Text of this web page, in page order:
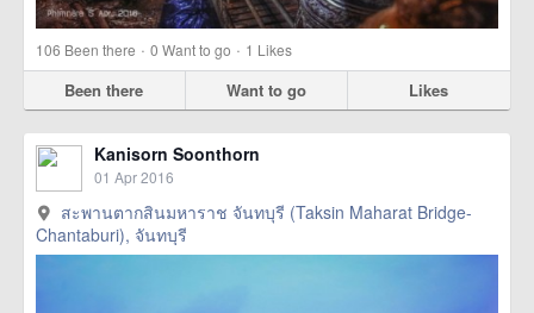
106 Been there · 0 Want to go · 1 Likes
Been there Want to go Likes
Kanisorn Soonthorn
01 Apr 2016
สะพานตากสินมหาราช จันทบุรี (Taksin Maharat Bridge-
Chantaburi), จันทบุรี